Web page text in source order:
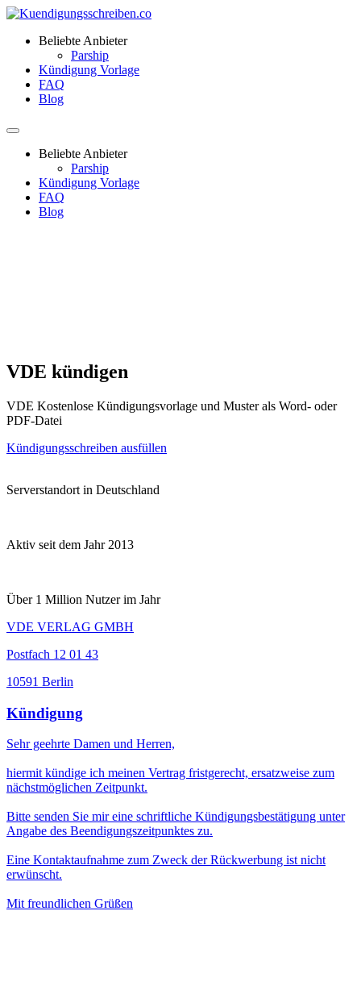
Beliebte Anbieter
Parship
Kündigung Vorlage
FAQ
Blog
Beliebte Anbieter
Parship
Kündigung Vorlage
FAQ
Blog
VDE kündigen
VDE Kostenlose Kündigungsvorlage und Muster als Word- oder
PDF-Datei
Kündigungsschreiben ausfüllen
Serverstandort in Deutschland
Aktiv seit dem Jahr 2013
Über 1 Million Nutzer im Jahr
VDE VERLAG GMBH
Postfach 12 01 43
10591 Berlin
Kündigung
Sehr geehrte Damen und Herren,
hiermit kündige ich meinen Vertrag fristgerecht, ersatzweise zum
nächstmöglichen Zeitpunkt.
Bitte senden Sie mir eine schriftliche Kündigungsbestätigung unter
Angabe des Beendigungszeitpunktes zu.
Eine Kontaktaufnahme zum Zweck der Rückwerbung ist nicht
erwünscht.
Mit freundlichen Grüßen